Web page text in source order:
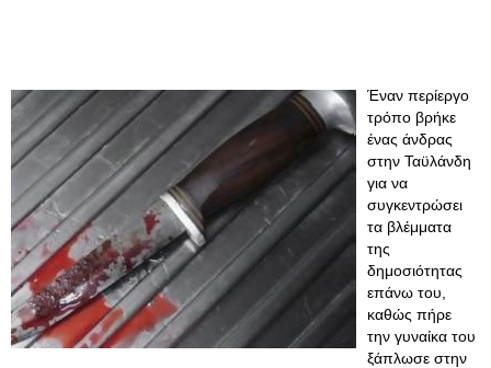
Έναν περίεργο
τρόπο βρήκε
ένας άνδρας
στην Ταϋλάνδη
για να
συγκεντρώσει
τα βλέμματα
της
δημοσιότητας
επάνω του,
καθώς πήρε
την γυναίκα του
ξάπλωσε στην